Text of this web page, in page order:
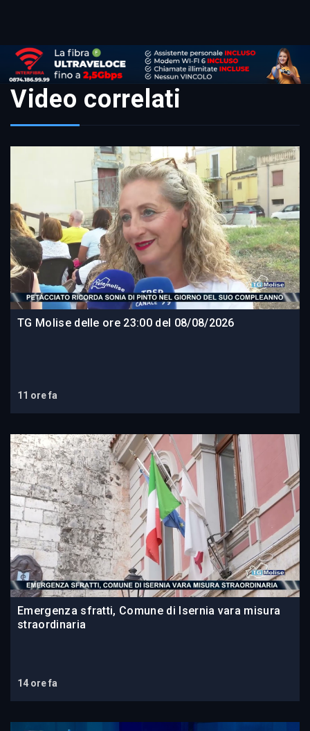
Video correlati
TG Molise delle ore 23:00 del 08/08/2026
11 ore fa
Emergenza sfratti, Comune di Isernia vara misura
straordinaria
14 ore fa